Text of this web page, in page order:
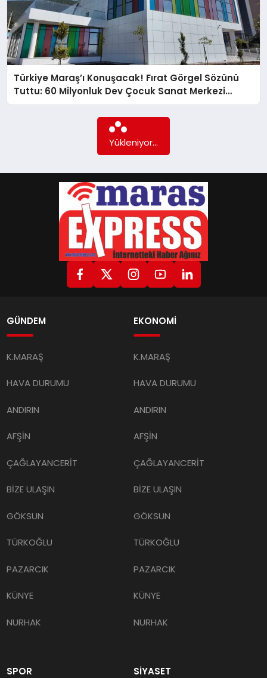
GÖKSUN
TÜRKOĞLU
PAZARCIK
NURHAK
Türkiye Maraş’ı Konuşacak! Fırat Görgel Sözünü
Tuttu: 60 Milyonluk Dev Çocuk Sanat Merkezi
Açılıyor!
Yükleniyor...
GÜNDEM
K.MARAŞ
HAVA DURUMU
ANDIRIN
AFŞİN
ÇAĞLAYANCERİT
BİZE ULAŞIN
GÖKSUN
TÜRKOĞLU
PAZARCIK
KÜNYE
NURHAK
EKONOMİ
K.MARAŞ
HAVA DURUMU
ANDIRIN
AFŞİN
ÇAĞLAYANCERİT
BİZE ULAŞIN
GÖKSUN
TÜRKOĞLU
PAZARCIK
KÜNYE
NURHAK
SPOR SİYASET